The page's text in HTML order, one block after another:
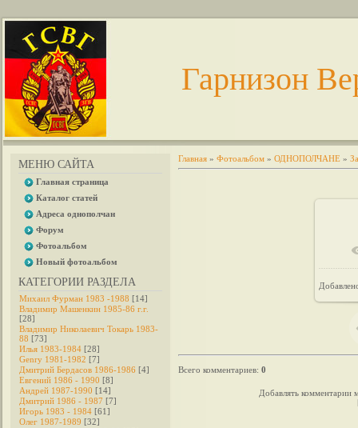
Гарнизон
МЕНЮ САЙТА
Главная страница
Каталог статей
Адреса однополчан
Форум
Фотоальбом
Новый фотоальбом
КАТЕГОРИИ РАЗДЕЛА
Михаил Фурман 1983 -1988 [14]
Владимир Машенкин 1985-86 г.г.
[28]
Владимир Николаевич Токарь 1983-
88 [73]
Илья 1983-1984 [28]
Genry 1981-1982 [7]
Дмитрий Бердасов 1986-1986 [4]
Евгений 1986 - 1990 [8]
Андрей 1987-1990 [14]
Дмитрий 1986 - 1987 [7]
Игорь 1983 - 1984 [61]
Олег 1987-1989 [32]
Главная » Фотоальбом » ОДНОПОЛЧАНЕ »
Всего комментариев: 0
Добавлять комментарии